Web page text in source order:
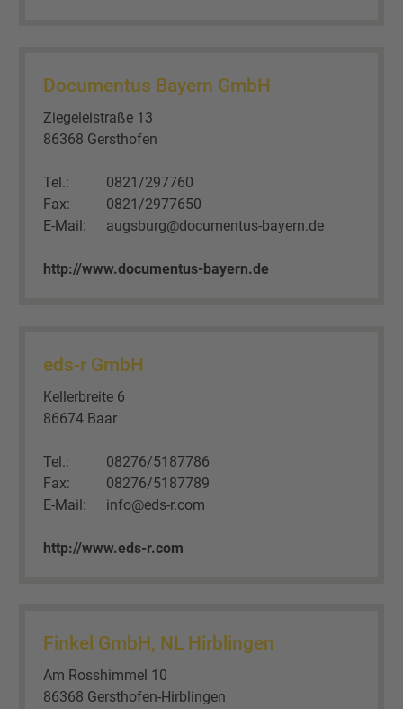
Documentus Bayern GmbH
Ziegeleistraße 13
86368 Gersthofen
Tel.:
0821/297760
Fax:
0821/2977650
E-Mail:
augsburg@documentus-bayern.de
http://www.documentus-bayern.de
eds-r GmbH
Kellerbreite 6
86674 Baar
Tel.:
08276/5187786
Fax:
08276/5187789
E-Mail:
info@eds-r.com
http://www.eds-r.com
Finkel GmbH, NL Hirblingen
Am Rosshimmel 10
86368 Gersthofen-Hirblingen